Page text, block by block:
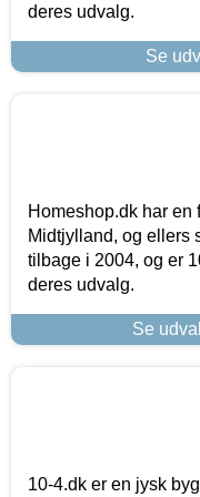
deres udvalg.
Se
Homeshop.dk har
Midtjylland, og ellers
tilbage i 2004, og er
deres udvalg.
Se
10-4.dk er en jysk